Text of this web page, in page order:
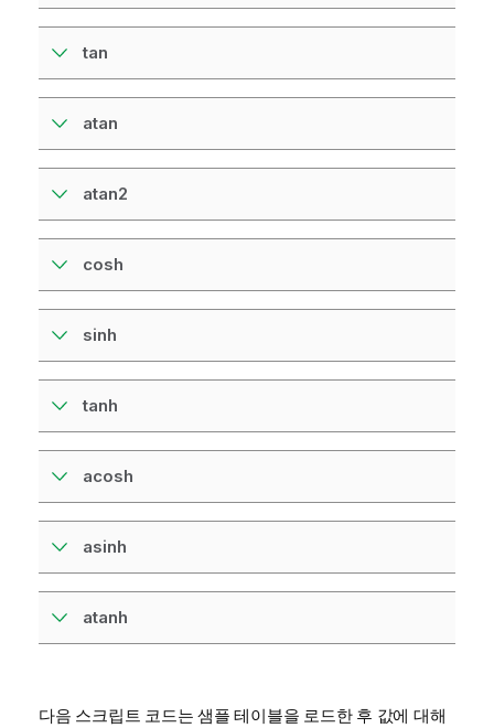
tan
atan
atan2
cosh
sinh
tanh
acosh
asinh
atanh
다음 스크립트 코드는 샘플 테이블을 로드한 후 값에 대해